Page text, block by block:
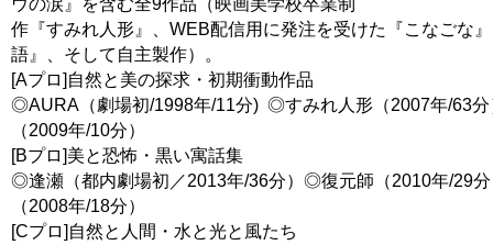
作『すみれ人形』、WEB配信用に発注を受けた『こなごな
語』、そして自主製作）。
[Aプロ]自然と美の探求・初期衝動作品
◎AURA（劇場初/1998年/11分) ◎すみれ人形（2007年/63
（2009年/10分）
[Bプロ]美と恐怖・黒い寓話集
◎逢瀬（都内劇場初／2013年/36分）◎復元師（2010年/29
（2008年/18分）
[Cプロ]自然と人間・水と光と風たち